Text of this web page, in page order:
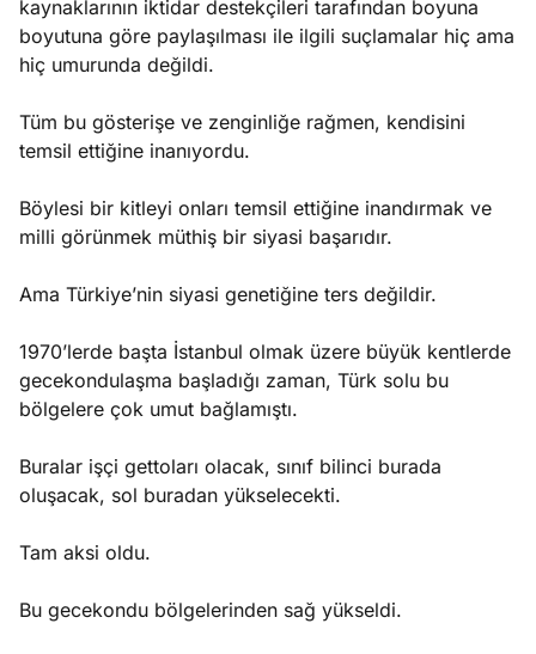
kaynaklarının iktidar destekçileri tarafından boyuna
boyutuna göre paylaşılması ile ilgili suçlamalar hiç ama
hiç umurunda değildi.
Tüm bu gösterişe ve zenginliğe rağmen, kendisini
temsil ettiğine inanıyordu.
Böylesi bir kitleyi onları temsil ettiğine inandırmak ve
milli görünmek müthiş bir siyasi başarıdır.
Ama Türkiye’nin siyasi genetiğine ters değildir.
1970’lerde başta İstanbul olmak üzere büyük kentlerde
gecekondulaşma başladığı zaman, Türk solu bu
bölgelere çok umut bağlamıştı.
Buralar işçi gettoları olacak, sınıf bilinci burada
oluşacak, sol buradan yükselecekti.
Tam aksi oldu.
Bu gecekondu bölgelerinden sağ yükseldi.